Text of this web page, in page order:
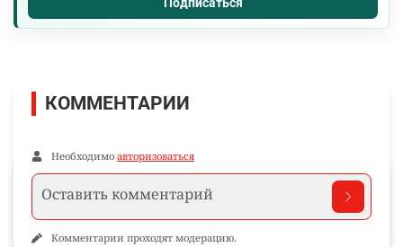
КОММЕНТАРИИ
Необходимо авторизоваться
Комментарии проходят модерацию.